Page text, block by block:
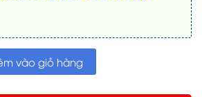
80401 | chuẩn 2.1 * dài 1M số lượng
vào giỏ hàng